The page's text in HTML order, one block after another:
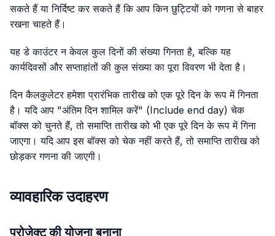
सकते हैं या निर्दिष्ट कर सकते हैं कि आप किन छुट्टियों को गणना से बाहर
रखना चाहते हैं।
यह डे काउंटर न केवल कुल दिनों की संख्या गिनता है, बल्कि यह
कार्यदिवसों और सप्ताहांतों की कुल संख्या का पूरा विवरण भी देता है।
दिन कैलकुलेटर हमेशा प्रारंभिक तारीख को एक पूरे दिन के रूप में गिनता
है। यदि आप "अंतिम दिन शामिल करें" (Include end day) चेक
बॉक्स को चुनते हैं, तो समाप्ति तारीख को भी एक पूरे दिन के रूप में गिना
जाएगा। यदि आप इस बॉक्स को चेक नहीं करते हैं, तो समाप्ति तारीख को
छोड़कर गणना की जाएगी।
व्यावहारिक उदाहरण
प्रोजेक्ट की योजना बनाना